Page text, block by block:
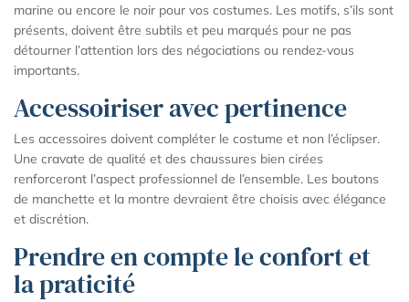
marine ou encore le noir pour vos costumes. Les motifs, s’ils sont
présents, doivent être subtils et peu marqués pour ne pas
détourner l’attention lors des négociations ou rendez-vous
importants.
Accessoiriser avec pertinence
Les accessoires doivent compléter le costume et non l’éclipser.
Une cravate de qualité et des chaussures bien cirées
renforceront l’aspect professionnel de l’ensemble. Les boutons
de manchette et la montre devraient être choisis avec élégance
et discrétion.
Prendre en compte le confort et
la praticité